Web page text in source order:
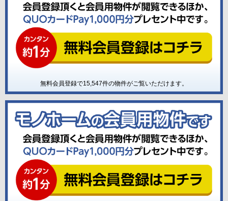
無料会員登録で15,547件の物件がご覧いただけます。